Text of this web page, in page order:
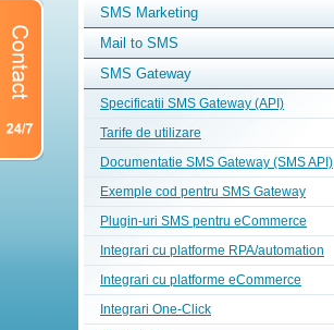
SMS Marketing
Mail to SMS
SMS Gateway
Specificatii SMS Gateway (API)
Tarife de utilizare
Documentatie SMS Gateway (SMS API)
Exemple cod pentru SMS Gateway
Plugin-uri SMS pentru eCommerce
Integrari cu platforme RPA/automation
Integrari cu platforme eCommerce
Integrari One-Click